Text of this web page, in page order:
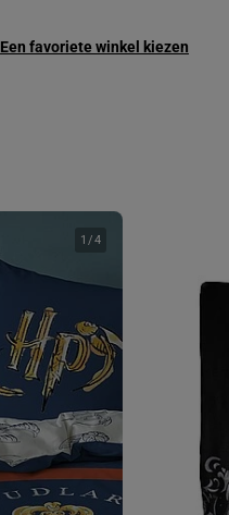
Een favoriete winkel kiezen
1 /4